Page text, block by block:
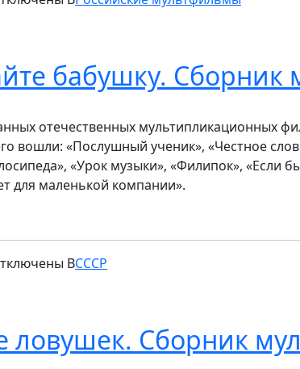
бабушку. Сборник
отечественных мультипликационных
вошли: «Послушный ученик», «Честное
«Урок музыки», «Филипок», «Если
для маленькой компании».
ВСССР
ловушек. Сборник